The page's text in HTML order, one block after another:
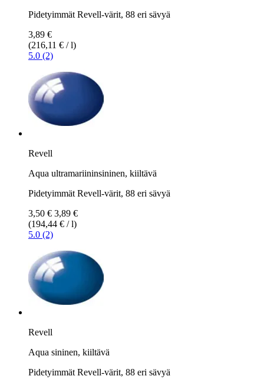
Pidetyimmät Revell-värit, 88 eri sävyä
3,89 €
(216,11 € / l)
5.0 (2)
Revell
Aqua ultramariininsininen, kiiltävä
Pidetyimmät Revell-värit, 88 eri sävyä
3,50 € 3,89 €
(194,44 € / l)
5.0 (2)
Revell
Aqua sininen, kiiltävä
Pidetyimmät Revell-värit, 88 eri sävyä